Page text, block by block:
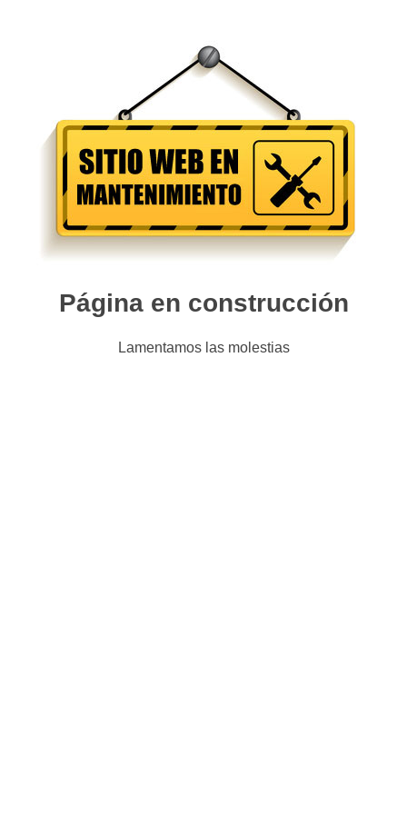
Página en construcción
Lamentamos las molestias